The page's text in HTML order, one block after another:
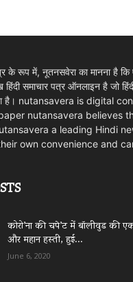
रूप में, नूतनसवेरा का मानना है कि
समाचार पत्र ऑनलाइन है जो
है। nutansavera is
nutansavera
a leading Hindi
own convenience and
कोरो’ना की चपे’ट में बॉलीवुड की
और महान हस्ती, हुई...
June 6, 2020